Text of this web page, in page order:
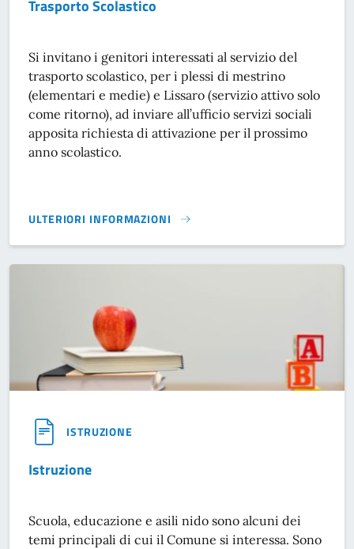
Trasporto Scolastico
Si invitano i genitori interessati al servizio del
trasporto scolastico, per i plessi di mestrino
(elementari e medie) e Lissaro (servizio attivo solo
come ritorno), ad inviare all’ufficio servizi sociali
apposita richiesta di attivazione per il prossimo
anno scolastico.
ULTERIORI INFORMAZIONI
TRASPORTO SCOLASTICO}
ISTRUZIONE
Istruzione
Scuola, educazione e asili nido sono alcuni dei
temi principali di cui il Comune si interessa. Sono